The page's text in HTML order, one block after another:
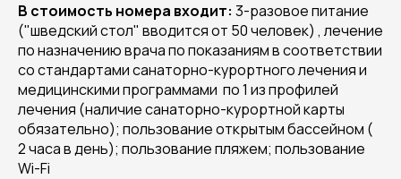
В стоимость номера входит: 3-разовое питание
("шведский стол" вводится от 50 человек) , лечение
по назначению врача по показаниям в соответствии
со стандартами санаторно-курортного лечения и
медицинскими программами по 1 из профилей
лечения (наличие санаторно-курортной карты
обязательно); пользование открытым бассейном (
2 часа в день); пользование пляжем; пользование
Wi-Fi